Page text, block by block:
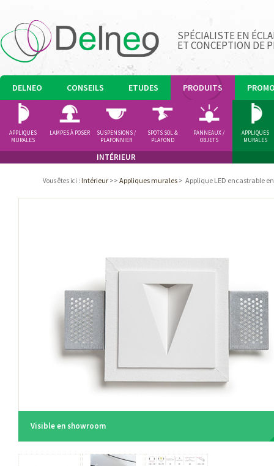
SPÉCIALISTE EN
ET CONCEPTION DE
DELNEO CONSEILS ETUDES PRODUITS
INTÉRIEUR
APPLIQUES
MURALES
LAMPES À POSER
SUSPENSIONS /
PLAFONNIER
SPOTS SOL &
PLAFOND
PANNEAUX /
OBJETS
APPLIQUES
MURALES
Vous êtes ici : Intérieur >> Appliques murales > Applique LED encastrable
Visible en showroom